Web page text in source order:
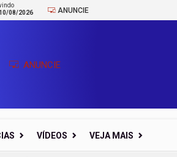
08/2026
ANUNCIE
ANUNCIE
VÍDEOS VEJA MAIS
Pix amplia